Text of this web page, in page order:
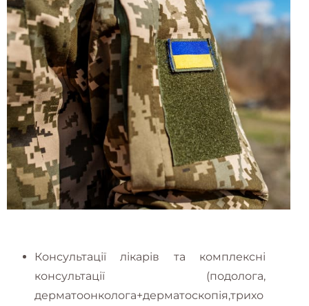
Консультації лікарів та комплексні
консультації (подолога,
дерматоонколога+дерматоскопія,трихо